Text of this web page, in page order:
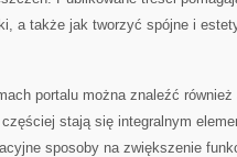
a także jak tworzyć spójne i
portalu można znaleźć
stają się integralnym
sposoby na zwiększenie